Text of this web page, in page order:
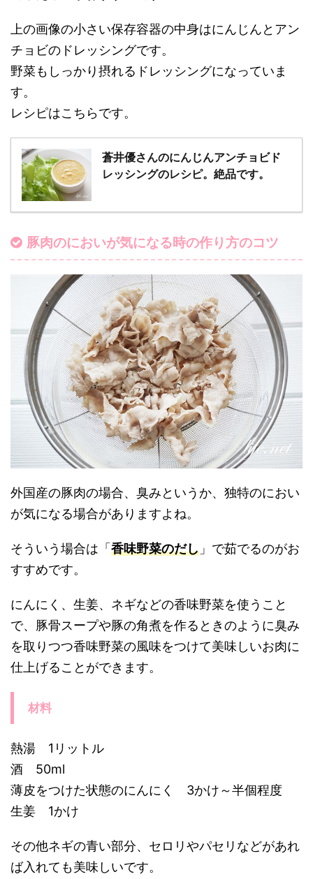
上の画像の小さい保存容器の中身はにんじんとアン
チョビのドレッシングです。
野菜もしっかり摂れるドレッシングになっていま
す。
レシピはこちらです。
蒼井優さんのにんじんアンチョビド
レッシングのレシピ。絶品です。
豚肉のにおいが気になる時の作り方のコツ
外国産の豚肉の場合、臭みというか、独特のにおい
が気になる場合がありますよね。
そういう場合は「香味野菜のだし 」で茹でるのがお
すすめです。
にんにく、生姜、ネギなどの香味野菜を使うこと
で、豚骨スープや豚の角煮を作るときのように臭み
を取りつつ香味野菜の風味をつけて美味しいお肉に
仕上げることができます。
材料
熱湯 1リットル
酒 50ml
薄皮をつけた状態のにんにく 3かけ～半個程度
生姜 1かけ
その他ネギの青い部分、セロリやパセリなどがあれ
ば入れても美味しいです。